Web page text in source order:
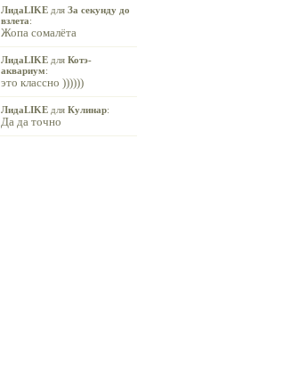
ЛидаLIKE для За секунду до
взлета:
Жопа сомалёта
ЛидаLIKE для Котэ-
аквариум:
это классно ))))))
ЛидаLIKE для Кулинар:
Да да точно